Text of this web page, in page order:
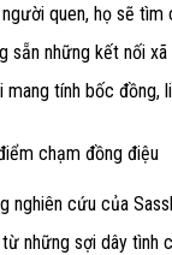
quen, họ sẽ tìm
sẵn những kết nối
mang tính bốc đồng,
chạm đồng điệu
nghiên cứu của
những sợi dây tình